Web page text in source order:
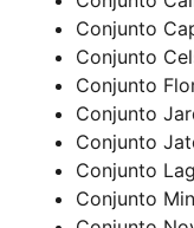
Conjunto
Conjunto
Conjunto
Conjunto
Conjunto
Conjunto
Conjunto